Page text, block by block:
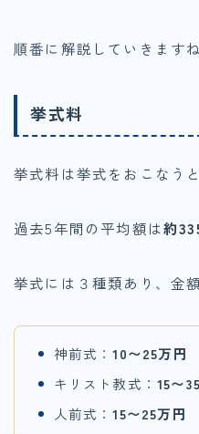
順番に解説していきますね
挙式料
挙式料は挙式をおこなう
過去5年間の平均額は約
挙式には３種類あり、金
神前式：10〜25万円
キリスト教式： 15〜
人前式：15〜25万円